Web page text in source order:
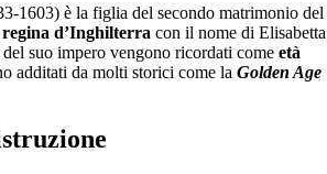
1603) è la figlia del secondo matrimonio
regina d’Inghilterra con il nome di
suo impero vengono ricordati come età
additati da molti storici come la Golden Age